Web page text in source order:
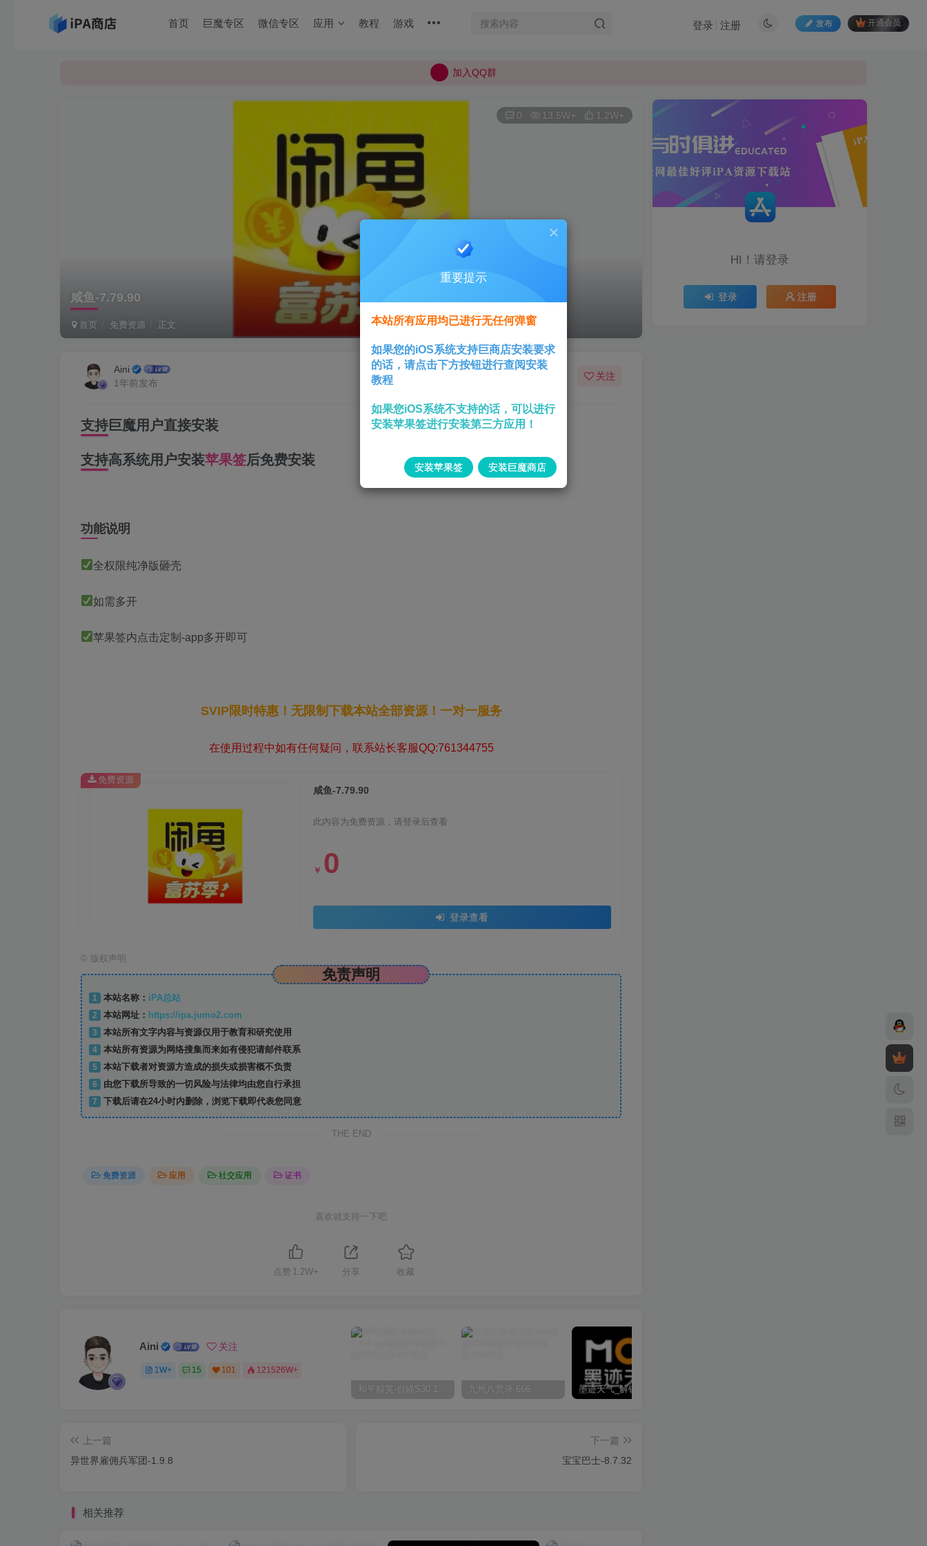
首页 巨魔专区 微信专区 应用 教程 游戏 发布 开通会员
登录 注册
所有上传的应用 均已通过 严格的安全检测
加入QQ群
咸鱼-7.79.90
首页 免费资源 正文
0 13.5W+ 1.2W+
Aini
1年前发布
关注
支持巨魔用户直接安装
支持高系统用户安装苹果签后免费安装
功能说明
全权限纯净版砸壳
如需多开
苹果签内点击定制-app多开即可
SVIP限时特惠！无限制下载本站全部资源！一对一服务
在使用过程中如有任何疑问，联系站长客服QQ:761344755
咸鱼-7.79.90
此内容为免费资源，请登录后查看
￥ 0
登录查看
免费资源
© 版权声明
免责声明
1 本站名称： iPA总站
2
本站网址： https://ipa.jumo2.com
3
本站所有文字内容与资源仅用于教育和研究使用
4
本站所有资源为网络搜集而来如有侵犯请邮件联系
5
本站下载者对资源方造成的损失或损害概不负责
6
由您下载所导致的一切风险与法律均由您自行承担
7
下载后请在24小时内删除，浏览下载即代表您同意
THE END
免费资源 应用 社交应用 证书
喜欢就支持一下吧
点赞 1.2W+ 分享 收藏
Aini 关注
1W+ 15 101
121526W+
和平精英-自瞄S30 1.0.0
九州八荒录 666
上一篇
异世界雇佣兵军团-1.9.8
下一篇
宝宝巴士-8.7.32
相关推荐
HI！请登录
登录 注册
重要提示
本站所有应用均已进行无任何弹窗
如果您的iOS系统支持巨商店安装要求
的话，请点击下方按钮进行查阅安装
教程
如果您iOS系统不支持的话，可以进行
安装苹果签进行安装第三方应用！
安装苹果签 安装巨魔商店